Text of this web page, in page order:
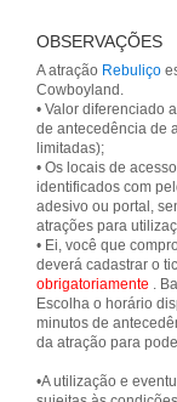
OBSERVAÇÕES
A atração Rebuliço
Cowboyland.
• Valor diferenciado
de antecedência de
limitadas);
• Os locais de
identificados com
adesivo ou portal,
atrações para
• Ei, você que
deverá cadastrar o
obrigatoriamente .
Escolha o horário
minutos de
da atração para
•A utilização e